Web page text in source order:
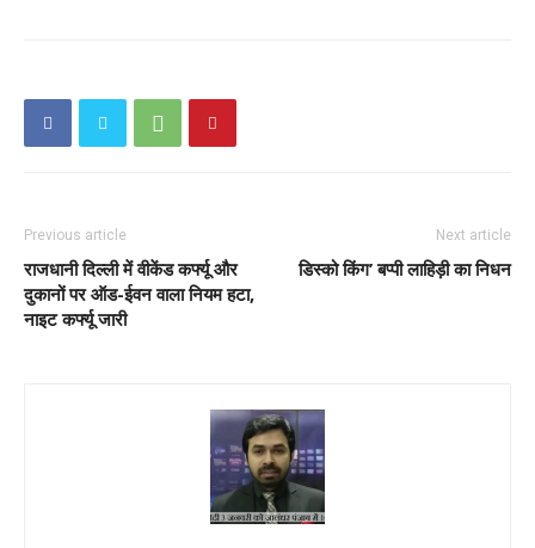
Previous article
राजधानी दिल्ली में वीकेंड कर्फ्यू और
दुकानों पर ऑड-ईवन वाला नियम हटा,
नाइट कर्फ्यू जारी
Next article
डिस्को किंग’ बप्पी लाहिड़ी का निधन